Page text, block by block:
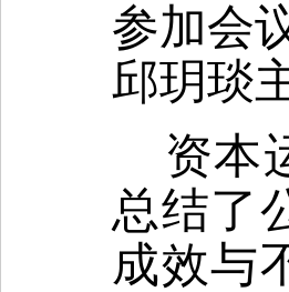
参加会
邱玥琰
资本
总结了
成效与